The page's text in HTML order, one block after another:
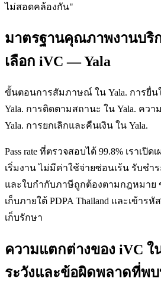
ไม่สอดคล้องกัน"
มาตรฐานคุณภาพงานบริ
เลือก iVC — Yala
ขั้นตอนการสัมภาษณ์ ใน Yala. การยื่น
Yala. การติดตามสถานะ ใน Yala. คว
Yala. การยกเลิกและคืนเงิน ใน Yala.
Pass rate ที่ตรวจสอบได้ 99.8% เราเปิ
เริ่มงาน ไม่มีค่าใช้จ่ายซ่อนเร้น รับชำ
และใบกำกับภาษีถูกต้องตามกฎหมาย
เก็บภายใต้ PDPA Thailand และเข้าร
เก็บรักษา
ความแตกต่างของ iVC ใ
ระวังและข้อผิดพลาดที่พ